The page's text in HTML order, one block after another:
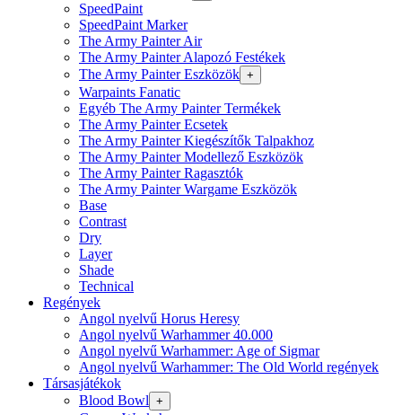
SpeedPaint
SpeedPaint Marker
The Army Painter Air
The Army Painter Alapozó Festékek
The Army Painter Eszközök +
Warpaints Fanatic
Egyéb The Army Painter Termékek
The Army Painter Ecsetek
The Army Painter Kiegészítők Talpakhoz
The Army Painter Modellező Eszközök
The Army Painter Ragasztók
The Army Painter Wargame Eszközök
Base
Contrast
Dry
Layer
Shade
Technical
Regények
Angol nyelvű Horus Heresy
Angol nyelvű Warhammer 40.000
Angol nyelvű Warhammer: Age of Sigmar
Angol nyelvű Warhammer: The Old World regények
Társasjátékok
Blood Bowl +